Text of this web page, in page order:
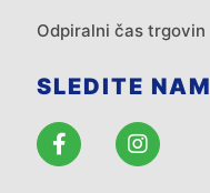
Odpiralni čas trgovin
SLEDITE NAM